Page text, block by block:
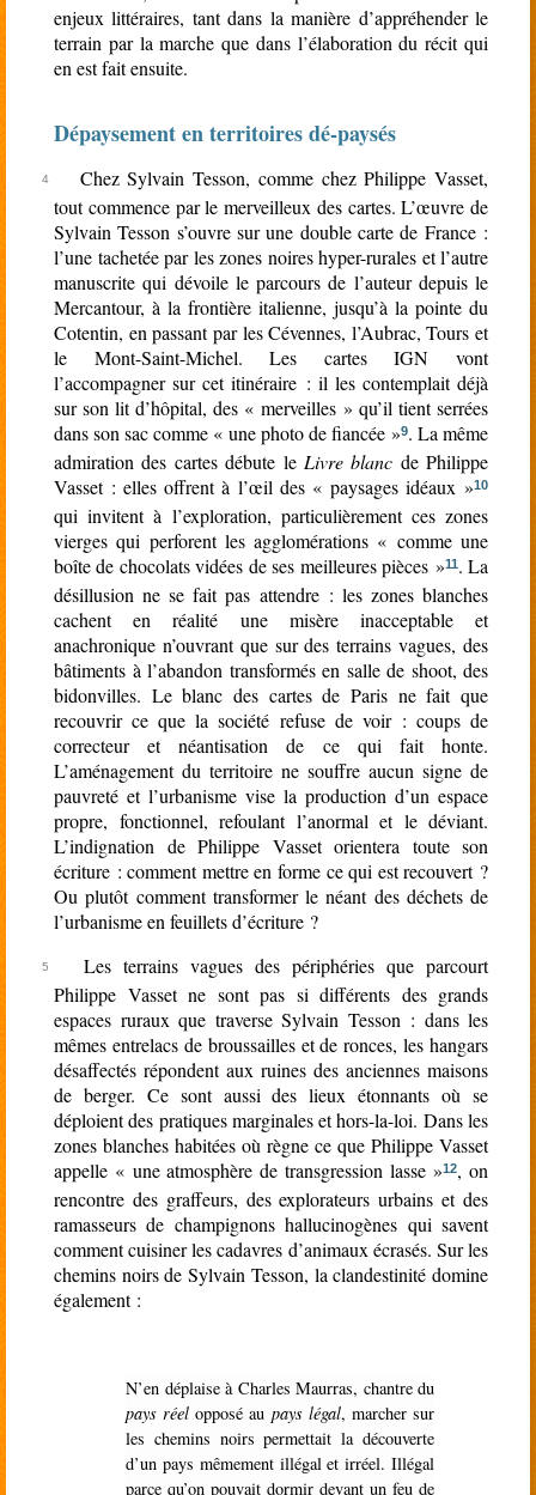
enjeux littéraires, tant dans la manière d’appréhender le
terrain par la marche que dans l’élaboration du récit qui
en est fait ensuite.
Dépaysement en territoires dé-paysés
Chez Sylvain Tesson, comme chez Philippe Vasset,
tout commence par le merveilleux des cartes. L’œuvre de
Sylvain Tesson s’ouvre sur une double carte de France :
l’une tachetée par les zones noires hyper-rurales et l’autre
manuscrite qui dévoile le parcours de l’auteur depuis le
Mercantour, à la frontière italienne, jusqu’à la pointe du
Cotentin, en passant par les Cévennes, l’Aubrac, Tours et
le Mont-Saint-Michel. Les cartes IGN vont
l’accompagner sur cet itinéraire : il les contemplait déjà
sur son lit d’hôpital, des « merveilles » qu’il tient serrées
dans son sac comme « une photo de fiancée »9. La même
admiration des cartes débute le Livre blanc de Philippe
Vasset : elles offrent à l’œil des « paysages idéaux »10
qui invitent à l’exploration, particulièrement ces zones
vierges qui perforent les agglomérations « comme une
boîte de chocolats vidées de ses meilleures pièces »11. La
désillusion ne se fait pas attendre : les zones blanches
cachent en réalité une misère inacceptable et
anachronique n’ouvrant que sur des terrains vagues, des
bâtiments à l’abandon transformés en salle de shoot, des
bidonvilles. Le blanc des cartes de Paris ne fait que
recouvrir ce que la société refuse de voir : coups de
correcteur et néantisation de ce qui fait honte.
L’aménagement du territoire ne souffre aucun signe de
pauvreté et l’urbanisme vise la production d’un espace
propre, fonctionnel, refoulant l’anormal et le déviant.
L’indignation de Philippe Vasset orientera toute son
écriture : comment mettre en forme ce qui est recouvert ?
Ou plutôt comment transformer le néant des déchets de
l’urbanisme en feuillets d’écriture ?
Les terrains vagues des périphéries que parcourt
Philippe Vasset ne sont pas si différents des grands
espaces ruraux que traverse Sylvain Tesson : dans les
mêmes entrelacs de broussailles et de ronces, les hangars
désaffectés répondent aux ruines des anciennes maisons
de berger. Ce sont aussi des lieux étonnants où se
déploient des pratiques marginales et hors-la-loi. Dans les
zones blanches habitées où règne ce que Philippe Vasset
appelle « une atmosphère de transgression lasse »12, on
rencontre des graffeurs, des explorateurs urbains et des
ramasseurs de champignons hallucinogènes qui savent
comment cuisiner les cadavres d’animaux écrasés. Sur les
chemins noirs de Sylvain Tesson, la clandestinité domine
également :
N’en déplaise à Charles Maurras, chantre du
pays réel opposé au pays légal, marcher sur
les chemins noirs permettait la découverte
d’un pays mêmement illégal et irréel. Illégal
parce qu’on pouvait dormir devant un feu de